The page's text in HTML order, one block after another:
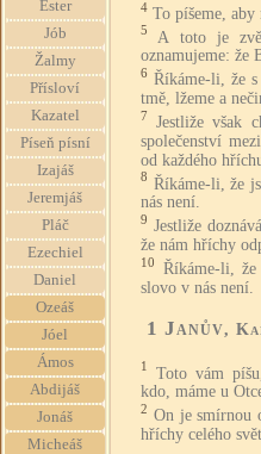
Ester
Jób
Žalmy
Přísloví
Kazatel
Píseň písní
Izajáš
Jeremjáš
Pláč
Ezechiel
Daniel
Ozeáš
Jóel
Ámos
Abdijáš
Jonáš
Micheáš
4 To píšeme, aby
5
A toto je
oznamujeme: že
6 Říkáme-li, že
tmě, lžeme a
7
Jestliže však
společenství
od každého
8 Říkáme-li, že
nás není.
9 Jestliže
že nám hříchy
10
Říkáme-li,
slovo v nás není.
1 Janův,
1
Toto vám
kdo, máme u
2 On je smírnou
hříchy celého